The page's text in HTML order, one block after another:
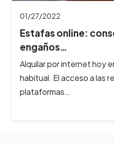
01/27/2022
Estafas online:
engaños…
Alquilar por internet hoy
habitual. El acceso a las
plataformas…